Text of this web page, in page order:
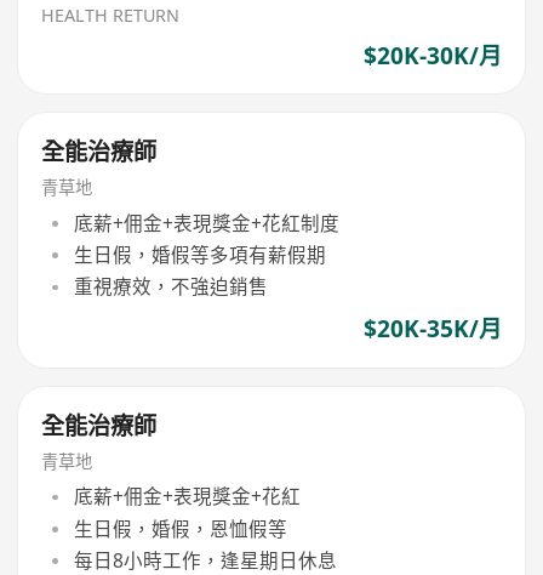
HEALTH RETURN
$20K-30K/月
全能治療師
青草地
底薪+佣金+表現獎金+花紅制度
生日假，婚假等多項有薪假期
重視療效，不強迫銷售
$20K-35K/月
全能治療師
青草地
底薪+佣金+表現獎金+花紅
生日假，婚假，恩恤假等
每日8小時工作，逢星期日休息